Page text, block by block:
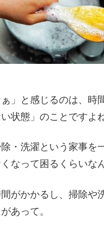
ぁ」と感じるのは、時
状態」のことですよ
・洗濯という家事を
なって困るくらいな
がかかるし、掃除や
あって。